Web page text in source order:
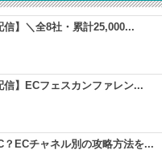
信】＼全8社・累計25,000...
信】ECフェスカンファレン...
ECチャネル別の攻略方法を...